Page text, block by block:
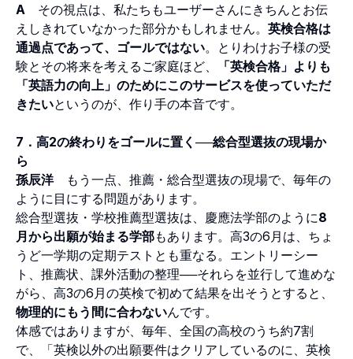
A その視点は、私たちもユーザーさんにきちんとお伝
えしきれていなかった部分かもしれません。 英検合格は
通過点であって、ゴールではない。とりわけお子様の受
験とその将来を考えるご家庭ほど、
「英検合格」よりも
「英語力の向上」のためにこのサービスを使っていただ
きたいというのが、作り手の本音です。
7．高2の終わりをゴールに置く──総合型選抜の現場か
ら
孫辰洋もう一点、推薦・総合型選抜の現場で、毎年の
ように目にする問題があります。
総合型選抜・学校推薦型選抜は、慶應法学部のように8
月から出願が始まる学部もあります。高3の6月は、ちょ
うど一学期の定期テストとも重なる。エントリーシー
ト、推薦状、課外活動の整理──それらを並行して進めな
がら、高3の6月の英検で初めて結果を出そうとすると、
物理的にもう間に合わないんです。
体感ではありますが、毎年、全国の高校のうち約7割
で、「英検以外の出願要件はクリアしているのに、英検